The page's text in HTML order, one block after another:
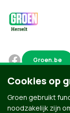
Groen.be
Contact
Cookies op
Groen gebruikt
noodzakelijk zijn